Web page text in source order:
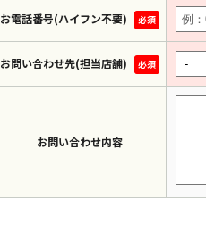
お電話番号(ハイフン不要) 必須
お問い合わせ先(担当店舗) 必須
お問い合わせ内容